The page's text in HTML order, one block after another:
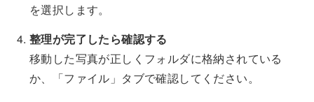
を選択します。
整理が完了したら確認する
移動した写真が正しくフォルダに格納されている
か、「ファイル」タブで確認してください。